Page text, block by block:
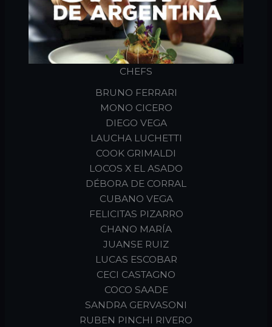
CHEFS
BRUNO FERRARI
MONO CICERO
DIEGO VEGA
LAUCHA LUCHETTI
COOK GRIMALDI
LOCOS X EL ASADO
DÉBORA DE CORRAL
CUBANO VEGA
FELICITAS PIZARRO
CHANO MARÍA
JUANSE RUIZ
LUCAS ESCOBAR
CECI CASTAGNO
COCO SAADE
SANDRA GERVASONI
RUBEN PINCHI RIVERO